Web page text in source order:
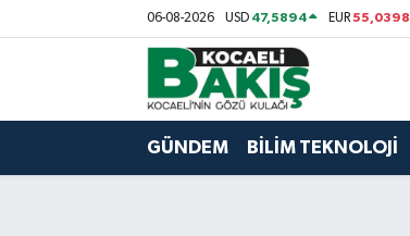
06-08-2026 USD 47,5894 EUR55,0398
GÜNDEM BİLİM TEKNOLOJİ
Kocaeli Nöbetçi Eczaneler
Kocaeli Hava Durumu